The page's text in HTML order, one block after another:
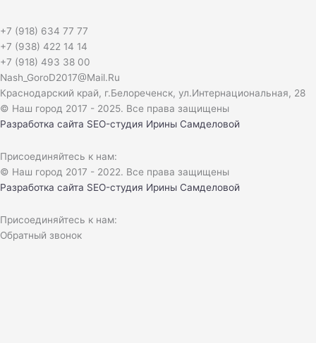
+7 (918) 634 77 77
+7 (938) 422 14 14
+7 (918) 493 38 00
Nash_GoroD2017@Mail.Ru
Краснодарский край, г.Белореченск, ул.Интернациональная, 28​
© Наш город 2017 - 2025. Все права защищены
Разработка сайта SEO-студия Ирины Самделовой
Присоединяйтесь к нам:
© Наш город 2017 - 2022. Все права защищены
Разработка сайта SEO-студия Ирины Самделовой
Присоединяйтесь к нам:
Обратный звонок